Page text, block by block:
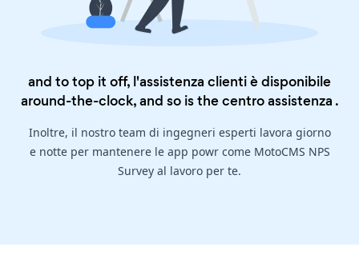
and to top it off, l'assistenza clienti è disponibile
around-the-clock, and so is thecentro assistenza .
Inoltre, il nostro team di ingegneri esperti lavora giorno
e notte per mantenere le app powr come MotoCMS NPS
Survey al lavoro per te.